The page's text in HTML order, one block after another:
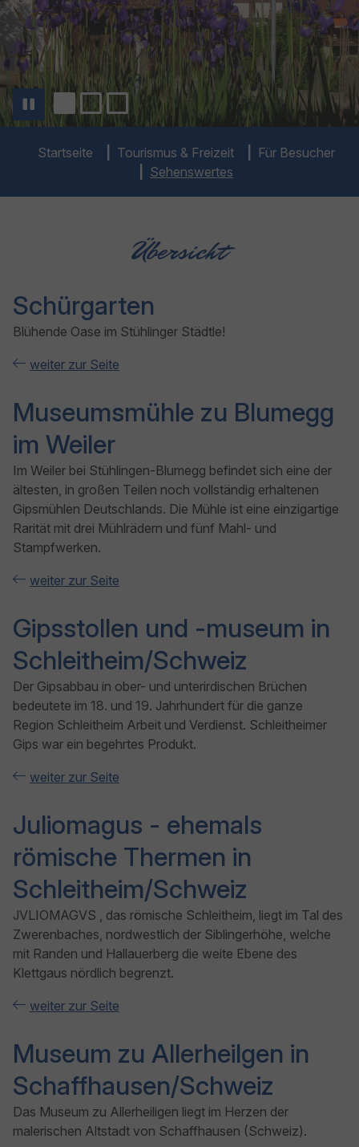
Startseite Tourismus & Freizeit
Für Besucher
Sehenswertes
Übersicht
Schürgarten
Blühende Oase im Stühlinger Städtle!
weiter zur Seite
Museumsmühle zu Blumegg
im Weiler
Im Weiler bei Stühlingen-Blumegg befindet sich eine der
ältesten, in großen Teilen noch vollständig erhaltenen
Gipsmühlen Deutschlands. Die Mühle ist eine einzigartige
Rarität mit drei Mühlrädern und fünf Mahl- und
Stampfwerken.
weiter zur Seite
Gipsstollen und -museum in
Schleitheim/Schweiz
Der Gipsabbau in ober- und unterirdischen Brüchen
bedeutete im 18. und 19. Jahrhundert für die ganze
Region Schleitheim Arbeit und Verdienst. Schleitheimer
Gips war ein begehrtes Produkt.
weiter zur Seite
Juliomagus - ehemals
römische Thermen in
Schleitheim/Schweiz
JVLIOMAGVS , das römische Schleitheim, liegt im Tal des
Zwerenbaches, nordwestlich der Siblingerhöhe, welche
mit Randen und Hallauerberg die weite Ebene des
Klettgaus nördlich begrenzt.
weiter zur Seite
Museum zu Allerheilgen in
Schaffhausen/Schweiz
Das Museum zu Allerheiligen liegt im Herzen der
malerischen Altstadt von Schaffhausen (Schweiz).